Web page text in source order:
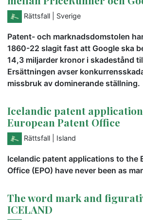
Rättsfall | Sverige
Patent- och marknadsdomstolen
1860-22 slagit fast att Google ska
14,3 miljarder kronor i skadestånd
Ersättningen avser
missbruk av dominerande ställning.
Icelandic patent
European Patent Office
Rättsfall | Island
Icelandic patent applications to the
Office (EPO) have never been as
The word mark and
ICELAND